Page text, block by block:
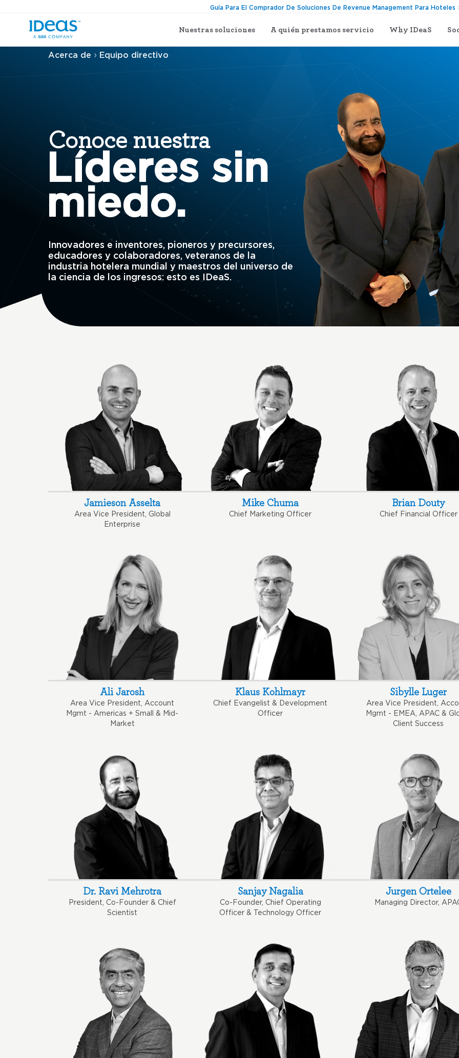
Nuestras soluciones A quién prestamos servicio Why IDeaS
Guía Para El Comprador De Soluciones De Revenue Management Para Hoteles
Acerca de › Equipo directivo
Conoce nuestra
Líderes sin
miedo.
Innovadores e inventores, pioneros y precursores,
educadores y colaboradores, veteranos de la
industria hotelera mundial y maestros del universo de
la ciencia de los ingresos: esto es IDeaS.
Jamieson Asselta
Area Vice President, Global
Enterprise
Mike Chuma
Chief Marketing Officer
Brian Douty
Chief Financial Officer
Ali Jarosh
Area Vice President, Account
Mgmt - Americas + Small & Mid-
Market
Klaus Kohlmayr
Chief Evangelist & Development
Officer
Sibylle Luger
Area Vice President,
Mgmt - EMEA, APAC &
Client Success
Dr. Ravi Mehrotra
President, Co-Founder & Chief
Scientist
Sanjay Nagalia
Co-Founder, Chief Operating
Officer & Technology Officer
Jurgen Ortelee
Managing Director,